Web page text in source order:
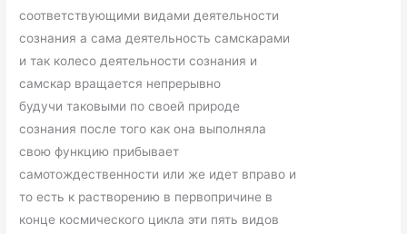
соответствующими видами деятельности
сознания а сама деятельность самскарами
и так колесо деятельности сознания и
самскар вращается непрерывно
будучи таковыми по своей природе
сознания после того как она выполняла
свою функцию прибывает
самотождественности или же идет вправо и
то есть к растворению в первопричине в
конце космического цикла эти пять видов